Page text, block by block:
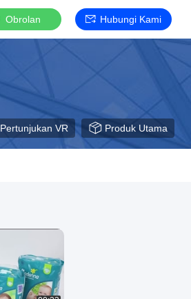
Obrolan Hubungi Kami
Pertunjukan VR Produk Utama